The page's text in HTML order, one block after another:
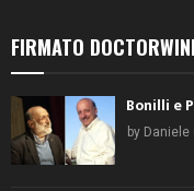
FIRMATO
Bonilli e
by Daniele